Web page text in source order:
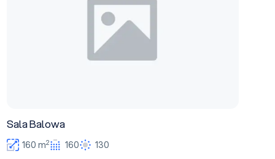
Sala Balowa
160 m2 160 130